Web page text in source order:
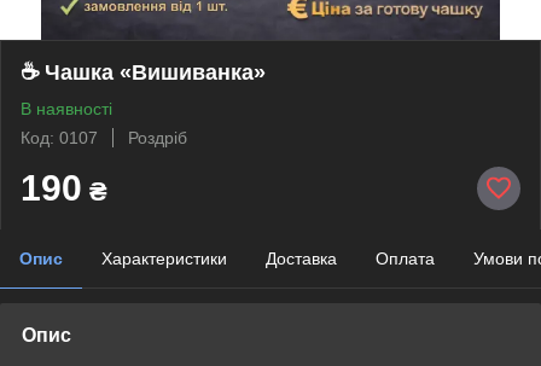
☕ Чашка «Вишиванка»
В наявності
Код: 0107
Роздріб
190 ₴
Опис Характеристики Доставка Оплата Умови
Опис